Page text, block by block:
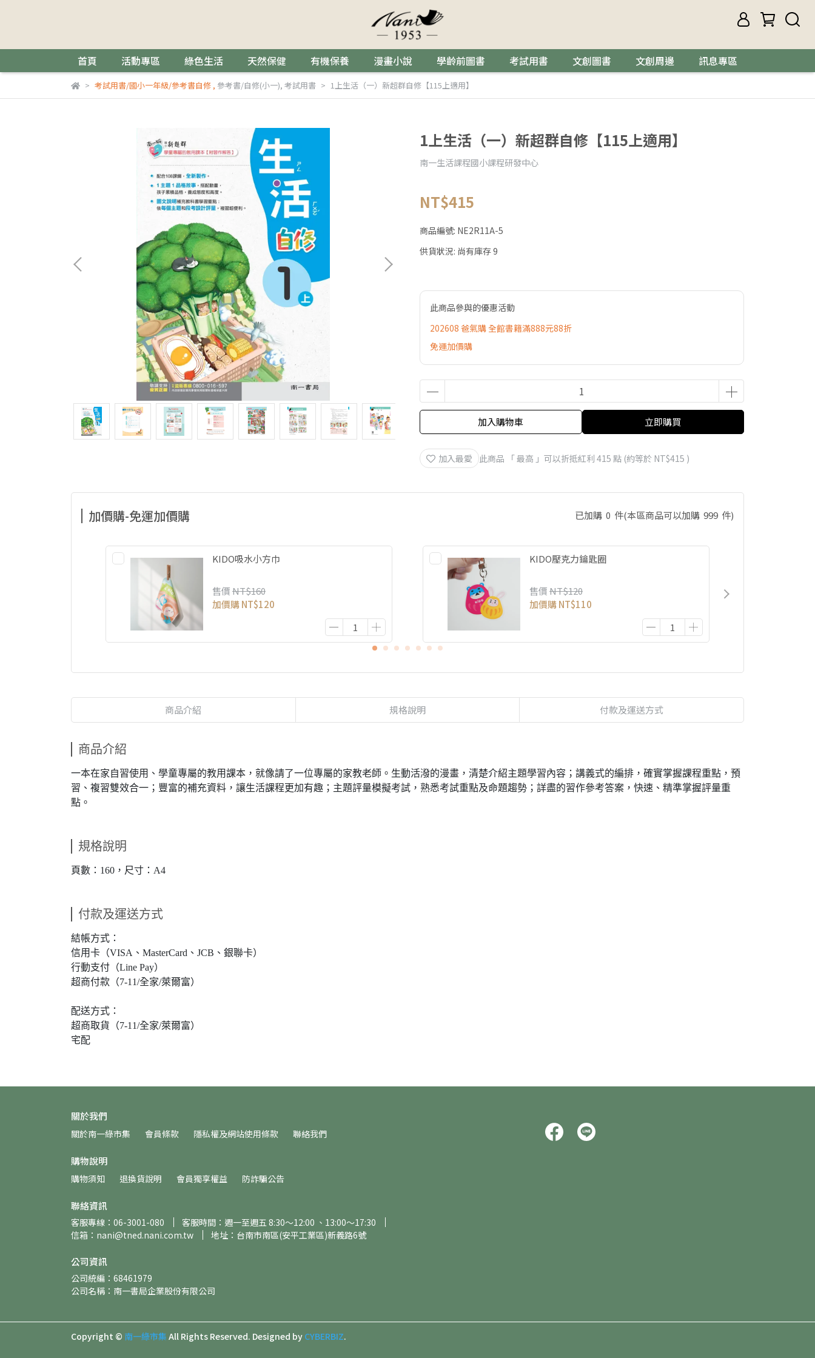
首頁 活動專區 綠色生活 天然保健 有機保養 漫畫小說 學齡前圖書 考試用書 文創圖書 文創周邊 訊息專區
考試用書/國小一年級/參考書自修, 參考書/自修(小一), 考試用書 1上生活（一）新超群自修【115上適用】
1上生活（一）新超群自修【115上適用】
南一生活課程國小課程研發中心
NT$415
商品編號: NE2R11A-5
供貨狀況: 尚有庫存 9
此商品參與的優惠活動
202608 爸氣購 全館書籍滿888元88折
免運加價購
加入購物車 立即購買
加入最愛 此商品 「 最高 」可以折抵紅利 415 點 (約等於 NT$415 )
加價購-免運加價購 已加購 0 件(本區商品可以加購 999 件)
KIDO吸水小方巾
售價NT$160
加價購NT$120
KIDO壓克力鑰匙圈
售價NT$120
加價購NT$110
商品介紹 規格說明 付款及運送方式
商品介紹
一本在家自習使用、學童專屬的教用課本，就像請了一位專屬的家教老師。生動活潑的漫畫，清楚介紹主題學習內容；講義式的編排，確實掌握課程重點，預
習、複習雙效合一；豐富的補充資料，讓生活課程更加有趣；主題評量模擬考試，熟悉考試重點及命題趨勢；詳盡的習作參考答案，快速、精準掌握評量重
點。
規格說明
頁數：160，尺寸：A4
付款及運送方式
結帳方式：
信用卡（VISA、MasterCard、JCB、銀聯卡）
行動支付（Line Pay）
超商付款（7-11/全家/萊爾富）
配送方式：
超商取貨（7-11/全家/萊爾富）
宅配
關於我們
關於南一綠市集 會員條款 隱私權及網站使用條款 聯絡我們
購物說明
購物須知 退換貨說明 會員獨享權益 防詐騙公告
聯絡資訊
客服專線：06-3001-080
客服時間：週一至週五 8:30～12:00 、13:00～17:30
信箱：nani@tned.nani.com.tw
地址：台南市南區(安平工業區)新義路6號
公司資訊
公司統編：68461979
公司名稱：南一書局企業股份有限公司
Copyright © 南一綠市集 All Rights Reserved. Designed by CYBERBIZ.